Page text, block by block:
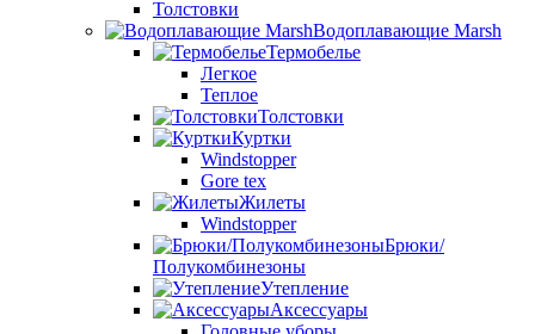
Толстовки
Водоплавающие Marsh
Термобелье
Легкое
Теплое
Толстовки
Куртки
Windstopper
Gore tex
Жилеты
Windstopper
Брюки/
Полукомбинезоны
Утепление
Аксессуары